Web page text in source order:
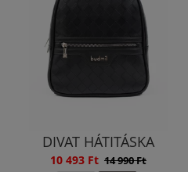
DIVAT HÁTITÁSKA
10 493 Ft 14 990 Ft